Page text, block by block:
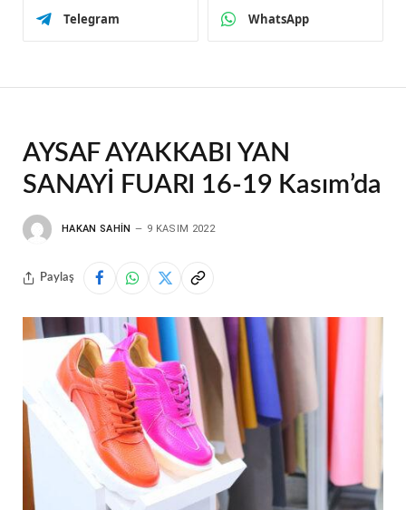
Telegram WhatsApp
AYSAF AYAKKABI YAN
SANAYİ FUARI 16-19 Kasım’da
HAKAN SAHIN 9 KASIM 2022
Paylaş